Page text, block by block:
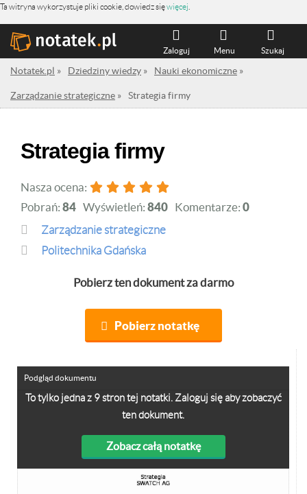
Ta witryna wykorzystuje pliki cookie, dowiedz sięwięcej
Szukaj
Menu
Zaloguj
Notatek.pl » Dziedziny wiedzy » Nauki ekonomiczne »
Zarządzanie strategiczne » Strategia firmy
Strategia firmy
Nasza ocena:
Pobrań: 84 Wyświetleń: 840 Komentarze: 0
Zarządzanie strategiczne
Politechnika Gdańska
Pobierz ten dokument za darmo
Pobierz notatkę
To tylko jedna z 9 stron tej notatki. Zaloguj się aby zobaczyć
ten dokument.
Zobacz całą notatkę
Podgląd dokumentu